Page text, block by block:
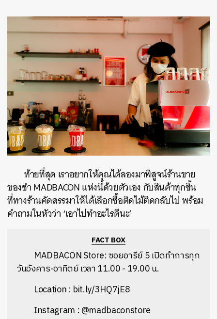
ท้ายที่สุด เราอยากให้คุณได้ลองมาพิสูจน์ร้านขาย
ของชำ MADBACON แห่งนี้ด้วยตัวเอง กับสินค้าทุกชิ้น
ที่ทางร้านคัดสรรมาให้ได้เลือกซื้อติดไม้ติดกลับไป พร้อม
คำถามในหัวว่า ‘เอาไปทำอะไรดีนะ’
FACT BOX
MADBACON Store: ซอยอารีย์ 5 เปิดทำการทุก
วันอังคาร-อาทิตย์ เวลา 11.00 - 19.00 น.
Location : bit.ly/3HQ7jE8
Instagram : @madbaconstore